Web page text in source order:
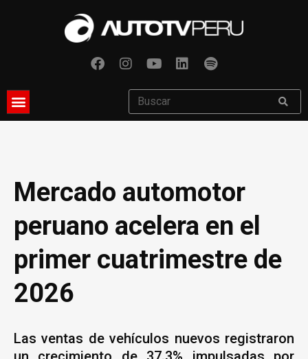
Mercado automotor
peruano acelera en el
primer cuatrimestre de
2026
Las ventas de vehículos nuevos registraron